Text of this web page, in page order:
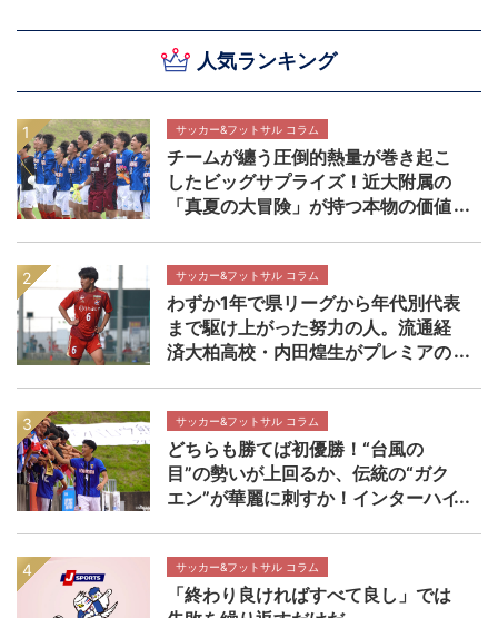
人気ランキング
サッカー&フットサル コラム
チームが纏う圧倒的熱量が巻き起こ
したビッグサプライズ！近大附属の
「真夏の大冒険」が持つ本物の価値
サッカー&フットサル コラム
わずか1年で県リーグから年代別代表
まで駆け上がった努力の人。流通経
済大柏高校・内田煌生がプレミアの
×帝京長岡高校マッチレビュー
サッカー&フットサル コラム
どちらも勝てば初優勝！“台風の
目”の勢いが上回るか、伝統の“ガク
エン”が華麗に刺すか！インターハイ
サッカー&フットサル コラム
「終わり良ければすべて良し」では